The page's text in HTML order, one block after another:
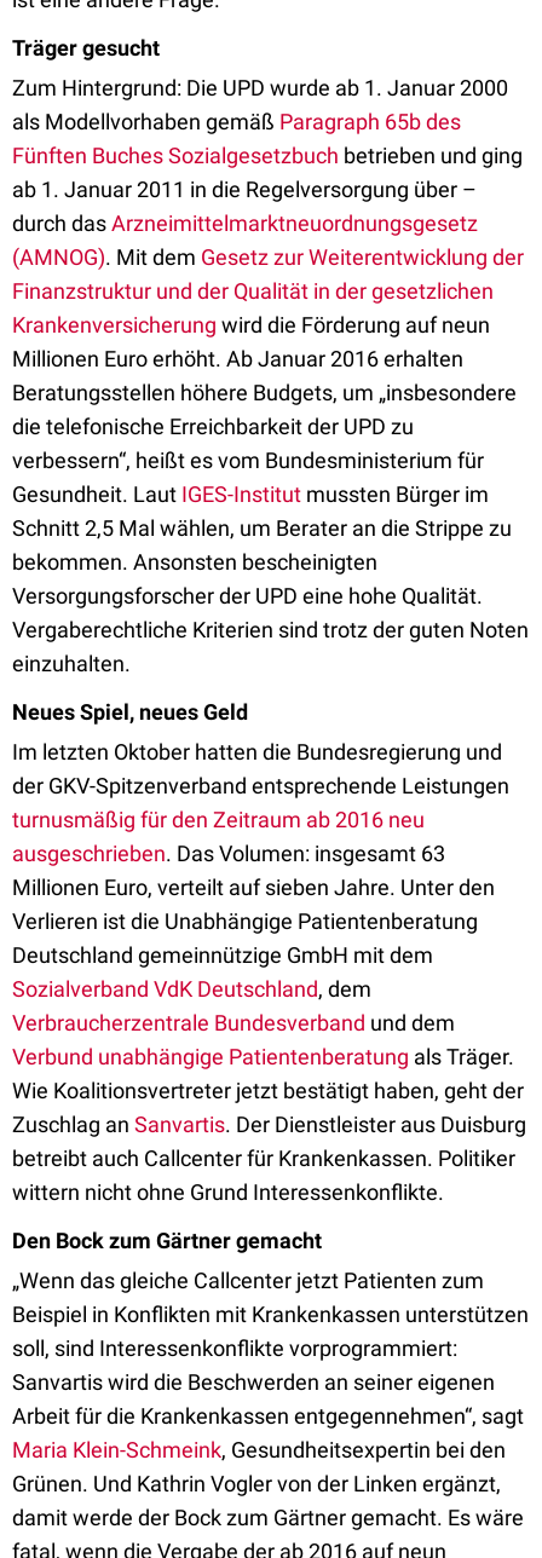
Träger gesucht
Zum Hintergrund: Die UPD wurde ab 1. Januar 2000
als Modellvorhaben gemäß Paragraph 65b des
Fünften Buches Sozialgesetzbuch betrieben und ging
ab 1. Januar 2011 in die Regelversorgung über –
durch dasArzneimittelmarktneuordnungsgesetz
(AMNOG). Mit dem Gesetz zur Weiterentwicklung der
Finanzstruktur und der Qualität in der gesetzlichen
Krankenversicherung wird die Förderung auf neun
Millionen Euro erhöht. Ab Januar 2016 erhalten
Beratungsstellen höhere Budgets, um „insbesondere
die telefonische Erreichbarkeit der UPD zu
verbessern“, heißt es vom Bundesministerium für
Gesundheit. Laut IGES-Institut mussten Bürger im
Schnitt 2,5 Mal wählen, um Berater an die Strippe zu
bekommen. Ansonsten bescheinigten
Versorgungsforscher der UPD eine hohe Qualität.
Vergaberechtliche Kriterien sind trotz der guten Noten
einzuhalten.
Neues Spiel, neues Geld
Im letzten Oktober hatten die Bundesregierung und
der GKV-Spitzenverband entsprechende Leistungen
turnusmäßig für den Zeitraum ab 2016 neu
ausgeschrieben. Das Volumen: insgesamt 63
Millionen Euro, verteilt auf sieben Jahre. Unter den
Verlieren ist die Unabhängige Patientenberatung
Deutschland gemeinnützige GmbH mit dem
Sozialverband VdK Deutschland, dem
Verbraucherzentrale Bundesverband und dem
Verbund unabhängige Patientenberatung als Träger.
Wie Koalitionsvertreter jetzt bestätigt haben, geht der
Zuschlag an Sanvartis. Der Dienstleister aus Duisburg
betreibt auch Callcenter für Krankenkassen. Politiker
wittern nicht ohne Grund Interessenkonflikte.
Den Bock zum Gärtner gemacht
„Wenn das gleiche Callcenter jetzt Patienten zum
Beispiel in Konflikten mit Krankenkassen unterstützen
soll, sind Interessenkonflikte vorprogrammiert:
Sanvartis wird die Beschwerden an seiner eigenen
Arbeit für die Krankenkassen entgegennehmen“, sagt
Maria Klein-Schmeink, Gesundheitsexpertin bei den
Grünen. Und Kathrin Vogler von der Linken ergänzt,
damit werde der Bock zum Gärtner gemacht. Es wäre
fatal, wenn die Vergabe der ab 2016 auf neun